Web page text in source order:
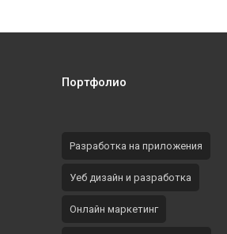
Портфолио
Разработка на приложения
Уеб дизайн и разработка
Онлайн маркетинг